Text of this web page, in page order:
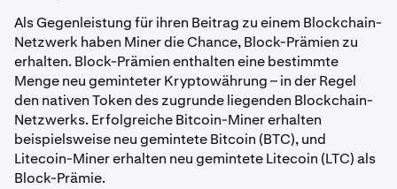
Als Gegenleistung für ihren Beitrag zu einem Blockchain-
Netzwerk haben Miner die Chance, Block-Prämien zu
erhalten. Block-Prämien enthalten eine bestimmte
Menge neu geminteter Kryptowährung – in der Regel
den nativen Token des zugrunde liegenden Blockchain-
Netzwerks. Erfolgreiche Bitcoin-Miner erhalten
beispielsweise neu gemintete Bitcoin (BTC), und
Litecoin-Miner erhalten neu gemintete Litecoin (LTC) als
Block-Prämie.